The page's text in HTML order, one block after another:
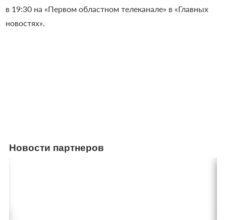
в 19:30 на «Первом областном телеканале» в «Главных
новостях».
Новости партнеров